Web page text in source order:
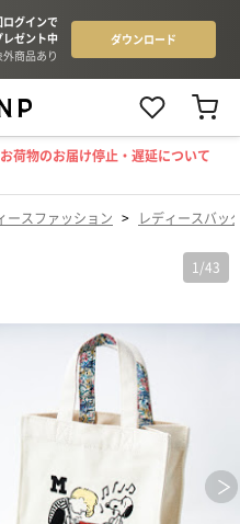
荷物のお届け停止・遅延について
ースファッション > レディースバッ
1 /43